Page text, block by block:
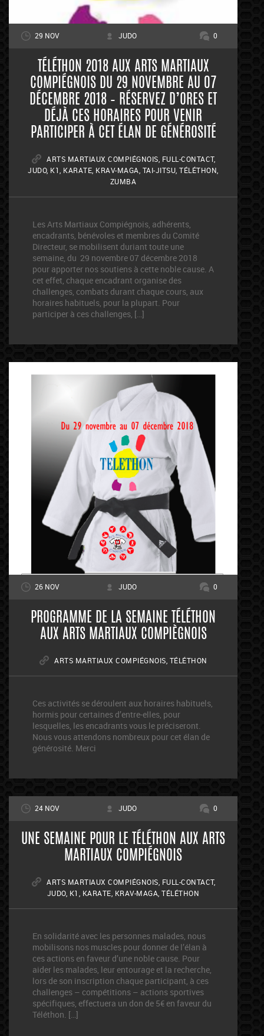
29 NOV JUDO 0
TÉLÉTHON 2018 AUX ARTS MARTIAUX
COMPIÉGNOIS DU 29 NOVEMBRE AU 07
DÉCEMBRE 2018 – RÉSERVEZ D’ORES ET
DÉJÀ CES HORAIRES POUR VENIR
PARTICIPER À CET ÉLAN DE GÉNÉROSITÉ
ARTS MARTIAUX COMPIÉGNOIS FULL-CONTACT,
JUDO, K1 KARATE KRAV-MAGA TAI-JITSU ,TÉLÉTHON
ZUMBA
Les Arts Martiaux Compiégnois, adhérents,
encadrants, bénévoles et membres du Comité
Directeur, se mobilisent duriant toute une
semaine, du 29 novembre 07 décembre 2018
pour apporter nos soutiens à cette noble cause. A
cet effet, chaque encadrant organise des
challenges, combats durant chaque cours, aux
horaires habituels, pour la plupart. Pour
participer à ces challenges, […]
26 NOV JUDO 0
PROGRAMME DE LA SEMAINE TÉLÉTHON
AUX ARTS MARTIAUX COMPIÈGNOIS
ARTS MARTIAUX COMPIÉGNOIS TÉLÉTHON
Ces activités se déroulent aux horaires habituels,
hormis pour certaines d’entre-elles, pour
lesquelles, les encadrants vous le préciseront.
Nous vous attendons nombreux pour cet élan de
générosité. Merci
24 NOV JUDO 0
UNE SEMAINE POUR LE TÉLÉTHON AUX ARTS
MARTIAUX COMPIÉGNOIS
ARTS MARTIAUX COMPIÉGNOIS FULL-CONTACT,
JUDO, K1 KARATE KRAV-MAGA ,TÉLÉTHON
En solidarité avec les personnes malades, nous
mobilisons nos muscles pour donner de l’élan à
ces actions en faveur d’une noble cause. Pour
aider les malades, leur entourage et la recherche,
lors de son inscription chaque participant, à ces
challenges – compétitions – actions sportives
spécifiques, effectuera un don de 5€ en faveur du
Téléthon. […]